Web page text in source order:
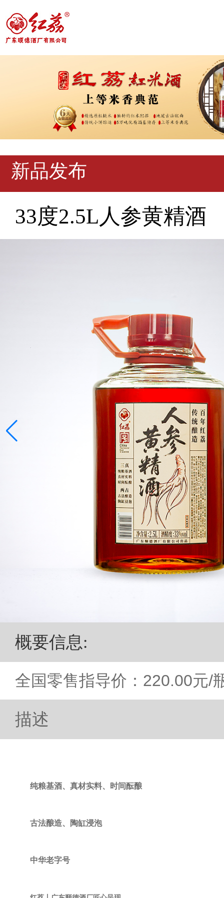
新品发布
33度2.5L人参黄精酒
概要信息:
全国零售指导价：220.00元/
描述
纯粮基酒、真材实料、时间酝酿
古法酿造、陶缸浸泡
中华老字号